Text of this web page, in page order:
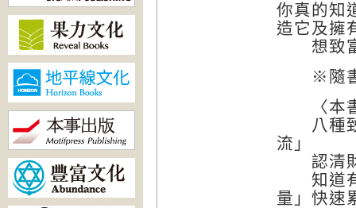
你真的知
造它及擁
想致富
※隨書
〈本書
八種致
流」
認清財
知道有
量」快速